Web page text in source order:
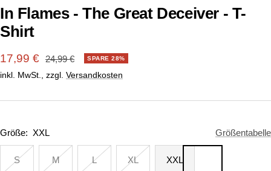
In Flames - The Great Deceiver - T-
Shirt
Angebotspreis
17,99 € Regulärer
Preis
24,99 € SPARE 28%
inkl. MwSt., zzgl. Versandkosten
Größe: XXL Größentabelle
S M L XL XXL